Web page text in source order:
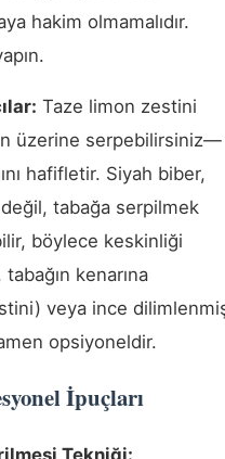
hakim olmamalıdır.
Taze limon zestini
üzerine serpebilirsiniz—
hafifletir. Siyah biber,
değil, tabağa serpilmek
böylece keskinliği
kenarına
veya ince
opsiyoneldir.
İpuçları
Tekniği: